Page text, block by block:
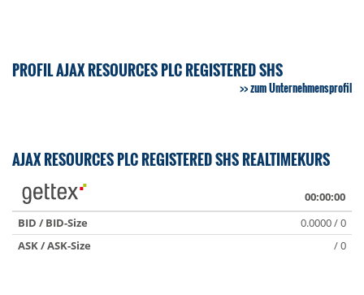
PROFIL AJAX RESOURCES PLC REGISTERED SHS
zum Unternehmensprofil
AJAX RESOURCES PLC REGISTERED SHS REALTIMEKURS
00:00:00
BID / BID-Size
0.0000 / 0
ASK / ASK-Size
/ 0